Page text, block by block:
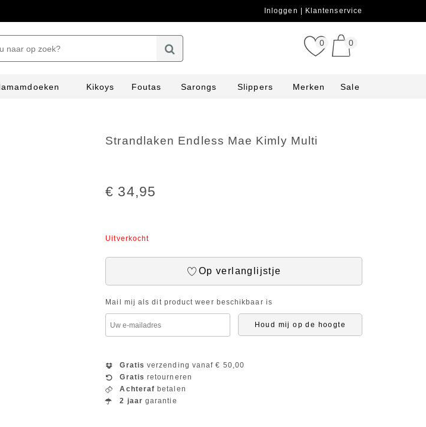
Inloggen Klantenservice
0 0
Kikoys Foutas Sarongs Slippers Merken Sale
Strandlaken Endless Mae Kimly Multi
€ 34,95
Uitverkocht
Op verlanglijstje
Mail mij als dit product weer beschikbaar is
Houd mij op de hoogte
Gratis verzending vanaf € 50,00
Gratis retourneren
Achteraf betalen
2 jaar garantie